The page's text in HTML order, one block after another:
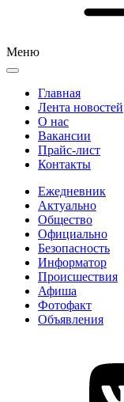
Меню
Главная
Лента новостей
О нас
Вакансии
Прайс-лист
Контакты
Ежедневник
Актуально
Общество
Официально
Безопасность
Информатор
Происшествия
Афиша
Фотофакт
Объявления